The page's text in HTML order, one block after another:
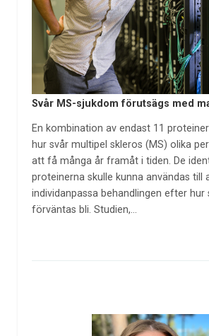
Svår MS-sjukdom förutsägs med
En kombination av endast 11
hur svår multipel skleros (MS) olika
att få många år framåt i tiden. De
proteinerna skulle kunna användas till
individanpassa behandlingen efter hur
förväntas bli. Studien,…